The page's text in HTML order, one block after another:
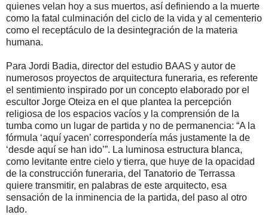
quienes velan hoy a sus muertos, así definiendo a la muerte
como la fatal culminación del ciclo de la vida y al cementerio
como el receptáculo de la desintegración de la materia
humana.
Para Jordi Badia, director del estudio BAAS y autor de
numerosos proyectos de arquitectura funeraria, es referente
el sentimiento inspirado por un concepto elaborado por el
escultor Jorge Oteiza en el que plantea la percepción
religiosa de los espacios vacíos y la comprensión de la
tumba como un lugar de partida y no de permanencia: “A la
fórmula ‘aquí yacen’ correspondería más justamente la de
‘desde aquí se han ido’”. La luminosa estructura blanca,
como levitante entre cielo y tierra, que huye de la opacidad
de la construcción funeraria, del Tanatorio de Terrassa
quiere transmitir, en palabras de este arquitecto, esa
sensación de la inminencia de la partida, del paso al otro
lado.